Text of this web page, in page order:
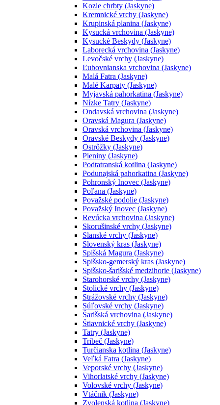
Kozie chrbty (Jaskyne)
Kremnické vrchy (Jaskyne)
Krupinská planina (Jaskyne)
Kysucká vrchovina (Jaskyne)
Kysucké Beskydy (Jaskyne)
Laborecká vrchovina (Jaskyne)
Levočské vrchy (Jaskyne)
Ľubovnianska vrchovina (Jaskyne)
Malá Fatra (Jaskyne)
Malé Karpaty (Jaskyne)
Myjavská pahorkatina (Jaskyne)
Nízke Tatry (Jaskyne)
Ondavská vrchovina (Jaskyne)
Oravská Magura (Jaskyne)
Oravská vrchovina (Jaskyne)
Oravské Beskydy (Jaskyne)
Ostrôžky (Jaskyne)
Pieniny (Jaskyne)
Podtatranská kotlina (Jaskyne)
Podunajská pahorkatina (Jaskyne)
Pohronský Inovec (Jaskyne)
Poľana (Jaskyne)
Považské podolie (Jaskyne)
Považský Inovec (Jaskyne)
Revúcka vrchovina (Jaskyne)
Skorušinské vrchy (Jaskyne)
Slanské vrchy (Jaskyne)
Slovenský kras (Jaskyne)
Spišská Magura (Jaskyne)
Spišsko-gemerský kras (Jaskyne)
Spišsko-šarišské medzihorie (Jaskyne)
Starohorské vrchy (Jaskyne)
Stolické vrchy (Jaskyne)
Strážovské vrchy (Jaskyne)
Súľovské vrchy (Jaskyne)
Šarišská vrchovina (Jaskyne)
Štiavnické vrchy (Jaskyne)
Tatry (Jaskyne)
Tribeč (Jaskyne)
Turčianska kotlina (Jaskyne)
Veľká Fatra (Jaskyne)
Veporské vrchy (Jaskyne)
Vihorlatské vrchy (Jaskyne)
Volovské vrchy (Jaskyne)
Vtáčnik (Jaskyne)
Zvolenská kotlina (Jaskyne)